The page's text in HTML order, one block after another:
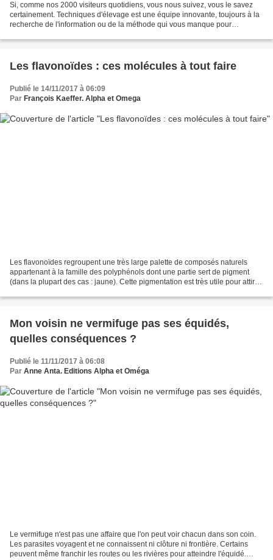
Si, comme nos 2000 visiteurs quotidiens, vous nous suivez, vous le savez
certainement. Techniques d'élevage est une équipe innovante, toujours à la
recherche de l'information ou de la méthode qui vous manque pour
Les flavonoïdes : ces molécules à tout faire
Publié le 14/11/2017 à 06:09
Par François Kaeffer. Alpha et Omega
Les flavonoïdes regroupent une très large palette de composés naturels
appartenant à la famille des polyphénols dont une partie sert de pigment
(dans la plupart des cas : jaune). Cette pigmentation est très utile pour attirer
Mon voisin ne vermifuge pas ses équidés,
quelles conséquences ?
Publié le 11/11/2017 à 06:08
Par Anne Anta. Editions Alpha et Oméga
Le vermifuge n'est pas une affaire que l'on peut voir chacun dans son coin.
Les parasites voyagent et ne connaissent ni clôture ni frontière. Certains
peuvent même franchir les routes ou les rivières pour atteindre l'équidé.